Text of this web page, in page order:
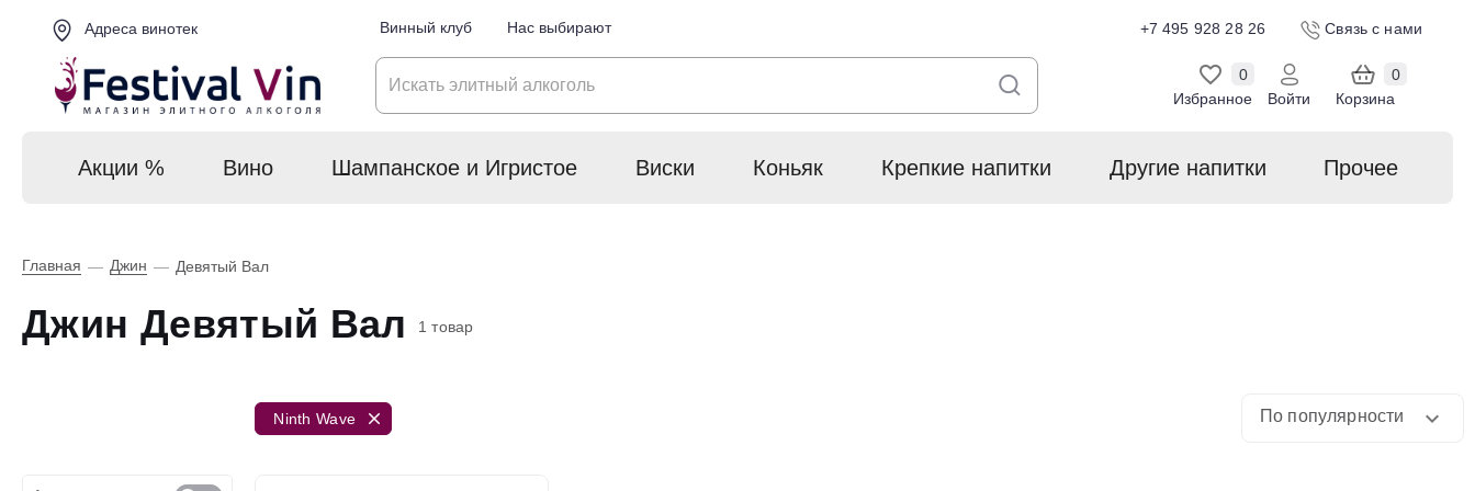
Адреса винотек Винный клуб Нас выбирают +7 495 928 28 26 Связь с нами
Избранное
0
Войти
Корзина
0
Акции % Вино Шампанское и Игристое Виски Коньяк Крепкие напитки Другие напитки Прочее
Главная — Джин — Девятый Вал
Джин Девятый Вал 1 товар
Ninth Wave По популярности